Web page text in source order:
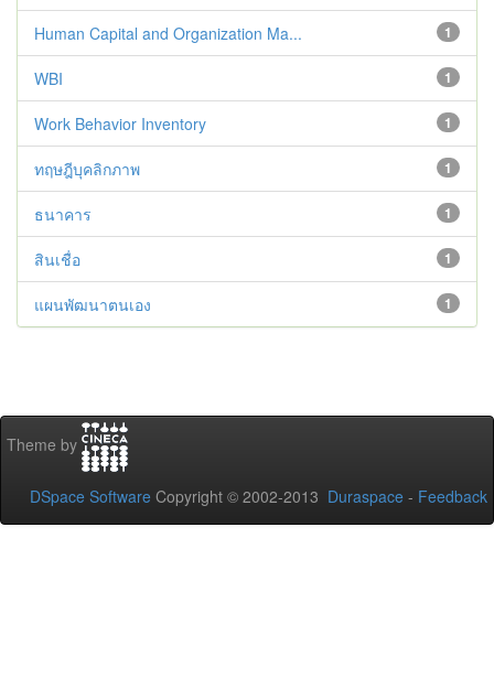
1
Human Capital and Organization Ma...
1
WBI
1
Work Behavior Inventory
1
ทฤษฎีบุคลิกภาพ
1
ธนาคาร
1
สินเชื่อ
1
แผนพัฒนาตนเอง
Theme by
DSpace Software Copyright © 2002-2013 Duraspace - Feedback